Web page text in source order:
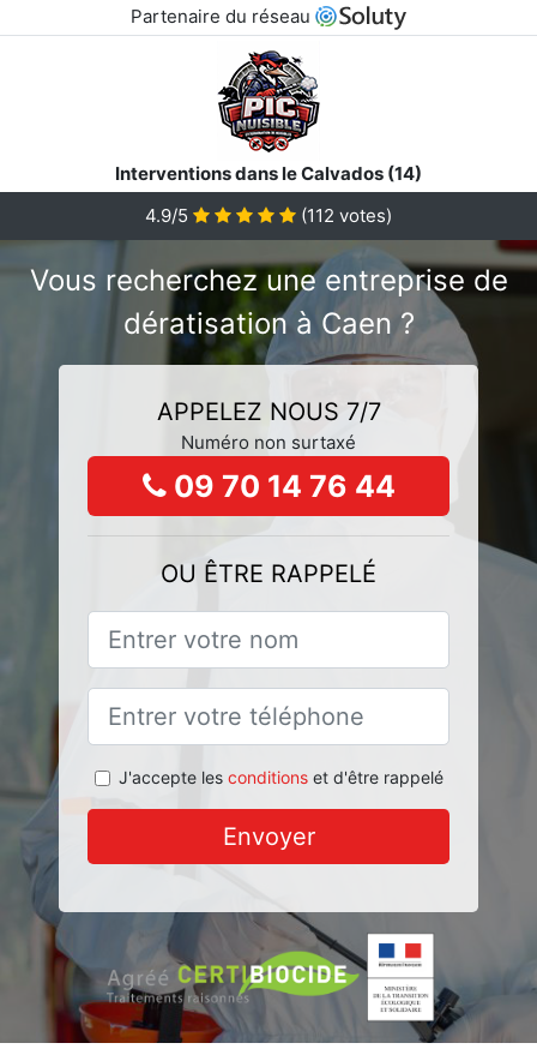
Partenaire du réseau
Interventions dans le Calvados (14)
4.9/5
(112 votes)
Vous recherchez une entreprise de
dératisation à Caen ?
APPELEZ NOUS 7/7
Numéro non surtaxé
09 70 14 76 44
OU ÊTRE RAPPELÉ
J'accepte les conditionset d'être rappelé
Envoyer